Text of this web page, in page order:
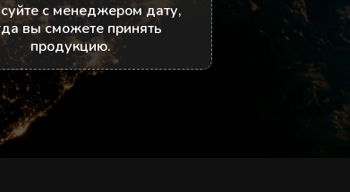
с менеджером дату,
вы сможете принять
продукцию.